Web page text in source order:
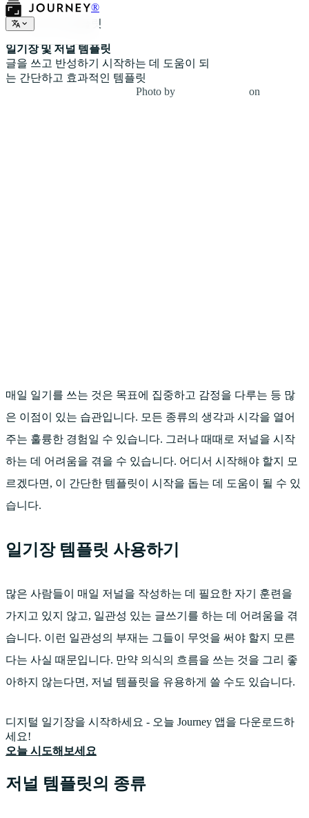
®
일기장 템플릿
일기장 및 저널 템플릿
글을 쓰고 반성하기 시작하는 데 도움이 되
는 간단하고 효과적인 템플릿
Photo by
on
매일 일기를 쓰는 것은 목표에 집중하고 감정을 다루는 등 많
은 이점이 있는 습관입니다. 모든 종류의 생각과 시각을 열어
주는 훌륭한 경험일 수 있습니다. 그러나 때때로 저널을 시작
하는 데 어려움을 겪을 수 있습니다. 어디서 시작해야 할지 모
르겠다면, 이 간단한 템플릿이 시작을 돕는 데 도움이 될 수 있
습니다.
일기장 템플릿 사용하기
많은 사람들이 매일 저널을 작성하는 데 필요한 자기 훈련을
가지고 있지 않고, 일관성 있는 글쓰기를 하는 데 어려움을 겪
습니다. 이런 일관성의 부재는 그들이 무엇을 써야 할지 모른
다는 사실 때문입니다. 만약 의식의 흐름을 쓰는 것을 그리 좋
아하지 않는다면, 저널 템플릿을 유용하게 쓸 수도 있습니다.
디지털 일기장을 시작하세요 - 오늘 Journey 앱을 다운로드하
세요!
오늘 시도해보세요
저널 템플릿의 종류